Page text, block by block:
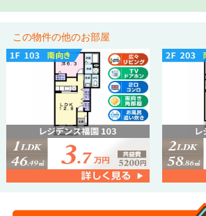
この物件の他のお部屋